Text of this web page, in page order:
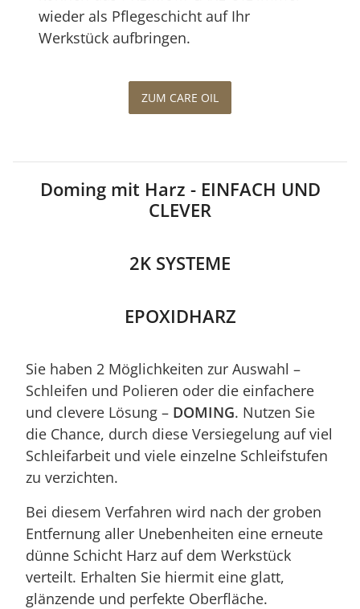
wieder als Pflegeschicht auf Ihr
Werkstück aufbringen.
ZUM CARE OIL
Doming mit Harz - EINFACH UND
CLEVER
2K SYSTEME
EPOXIDHARZ
Sie haben 2 Möglichkeiten zur Auswahl –
Schleifen und Polieren oder die einfachere
und clevere Lösung – DOMING. Nutzen Sie
die Chance, durch diese Versiegelung auf viel
Schleifarbeit und viele einzelne Schleifstufen
zu verzichten.
Bei diesem Verfahren wird nach der groben
Entfernung aller Unebenheiten eine erneute
dünne Schicht Harz auf dem Werkstück
verteilt. Erhalten Sie hiermit eine glatt,
glänzende und perfekte Oberfläche.